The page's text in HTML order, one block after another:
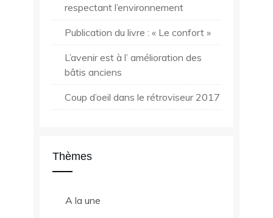
respectant l’environnement
Publication du livre : « Le confort »
L’avenir est à l’ amélioration des
bâtis anciens
Coup d’oeil dans le rétroviseur 2017
Thèmes
A la une